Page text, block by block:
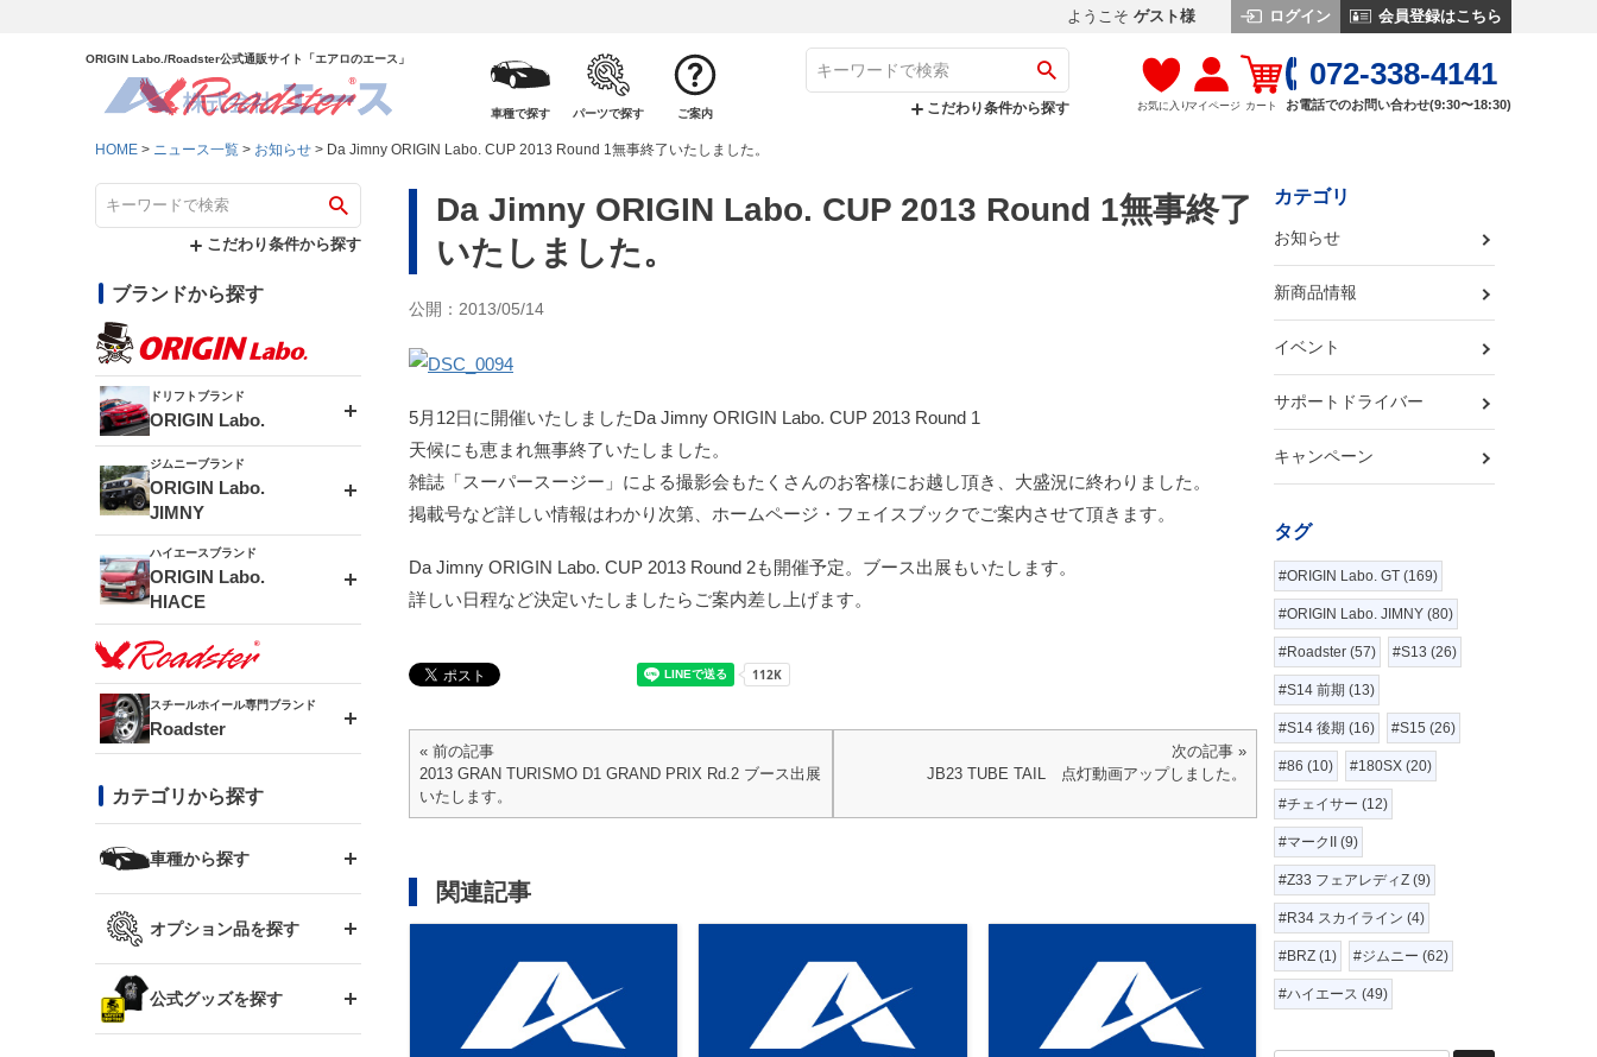
ようこそ ゲスト様 ログイン 会員登録はこちら
ORIGIN Labo./Roadster公式通販サイト「エアロのエース」
車種で探す パーツで探す ご案内 こだわり条件から探す お気に入りマイページ カート
072-338-4141
お電話でのお問い合わせ(9:30〜18:30)
HOME ニュース一覧 お知らせ Da Jimny ORIGIN Labo. CUP 2013 Round 1無事終了いたしました。
こだわり条件から探す
ブランドから探す
ドリフトブランド
ORIGIN Labo.
エアロシリーズ
ドリフトライン
風神(180SX)
雷神(S15)
龍神(チェイサー)
レーシングライン
アタックライン
ストリームライン
スタイリッシュライン
フロントフェンダー
リアフェンダー
ブラッシュフェンダー
コンバットアイ
GTウイング
リアウイング
ルーフウイング
ボンネット
ジムニーブランド
ORIGIN Labo.
JIMNY
MUD-ZEUS
MUD-SR7
MUD-S7
ボンネット
フェンダー
サイドパーツ
ハイエースブランド
ORIGIN Labo.
HIACE
エアロシリーズ
LUX MODEL SP
LUX MODEL
RUGGER MODEL
GROUND MODEL
PHANTOM LIP
オーバーフェンダー
リアウイング
スムージングバンパー
ワイパーガード
内装パーツ
スチールホイール専門ブランド
Roadster
DAYTONA-RS
DAYTONA-RS NEO
まつど家 鉄漢
まつど家 鉄心
カテゴリから探す
車種から探す
トヨタ
シルビア S13
スズキ
オプション品を探す
GTウイング用ラダー
公式グッズを探す
Da Jimny ORIGIN Labo. CUP 2013 Round 1無事終了
いたしました。
公開：2013/05/14
5月12日に開催いたしましたDa Jimny ORIGIN Labo. CUP 2013 Round 1
天候にも恵まれ無事終了いたしました。
雑誌「スーパースージー」による撮影会もたくさんのお客様にお越し頂き、大盛況に終わりました。
掲載号など詳しい情報はわかり次第、ホームページ・フェイスブックでご案内させて頂きます。
Da Jimny ORIGIN Labo. CUP 2013 Round 2も開催予定。ブース出展もいたします。
詳しい日程など決定いたしましたらご案内差し上げます。
« 前の記事
2013 GRAN TURISMO D1 GRAND PRIX Rd.2 ブース出展
いたします。
次の記事 »
JB23 TUBE TAIL 点灯動画アップしました。
関連記事
カテゴリ
お知らせ
新商品情報
イベント
サポートドライバー
キャンペーン
タグ
#ORIGIN Labo. GT (169)
#ORIGIN Labo. JIMNY (80)
#Roadster (57) #S13 (26)
#S14 前期 (13)
#S14 後期 (16) #S15 (26)
#86 (10) #180SX (20)
#チェイサー (12)
#マークII (9)
#Z33 フェアレディZ (9)
#R34 スカイライン (4)
#BRZ (1) #ジムニー (62)
#ハイエース (49)